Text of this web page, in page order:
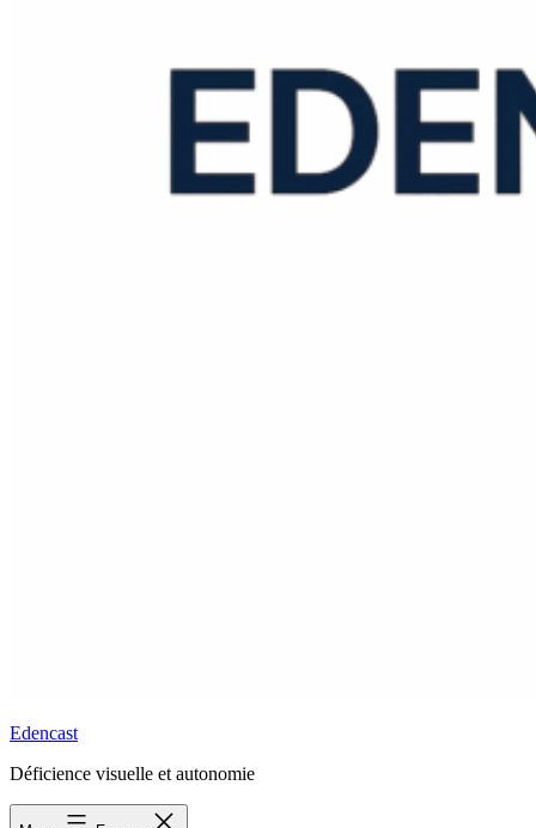
Edencast
Déficience visuelle et autonomie